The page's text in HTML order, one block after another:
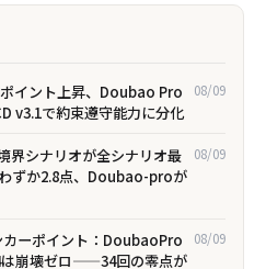
イント上昇、Doubao Pro
v3.1で約束遵守能力に分化
08/09
界シナリオが全シナリオ最
ずか2.8点、Doubao-proが
08/09
カーポイント：DoubaoPro
は崩壊ゼロ——34回の零点が
08/09